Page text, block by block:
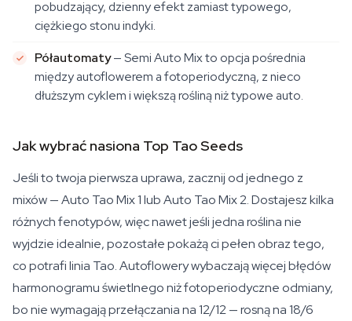
pobudzający, dzienny efekt zamiast typowego,
ciężkiego stonu indyki.
Półautomaty— Semi Auto Mix to opcja pośrednia
między autoflowerem a fotoperiodyczną, z nieco
dłuższym cyklem i większą rośliną niż typowe auto.
Jak wybrać nasiona Top Tao Seeds
Jeśli to twoja pierwsza uprawa, zacznij od jednego z
mixów — Auto Tao Mix 1 lub Auto Tao Mix 2. Dostajesz kilka
różnych fenotypów, więc nawet jeśli jedna roślina nie
wyjdzie idealnie, pozostałe pokażą ci pełen obraz tego,
co potrafi linia Tao. Autoflowery wybaczają więcej błędów
harmonogramu świetlnego niż fotoperiodyczne odmiany,
bo nie wymagają przełączania na 12/12 — rosną na 18/6